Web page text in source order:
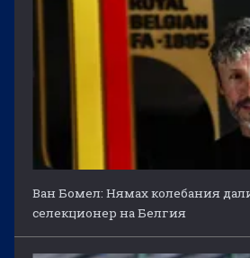
Ван Бомел: Нямах колебания
селекционер на Белгия